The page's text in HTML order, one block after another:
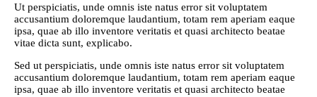
Ut perspiciatis, unde omnis iste natus error sit voluptatem
accusantium doloremque laudantium, totam rem aperiam eaque
ipsa, quae ab illo inventore veritatis et quasi architecto beatae
vitae dicta sunt, explicabo.
Sed ut perspiciatis, unde omnis iste natus error sit voluptatem
accusantium doloremque laudantium, totam rem aperiam eaque
ipsa, quae ab illo inventore veritatis et quasi architecto beatae